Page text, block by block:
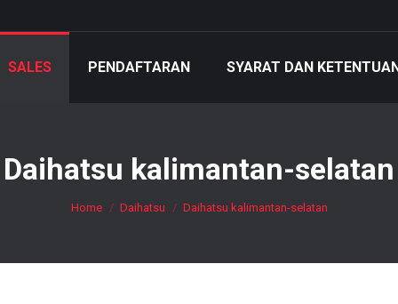
SALES PENDAFTARAN SYARAT DAN
Daihatsu kalimantan-selatan
You are here:
Home Daihatsu Daihatsu kalimantan-selatan